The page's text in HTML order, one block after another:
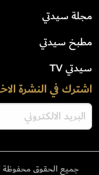
مجلة سيدتي
مطبخ سيدتي
سيدتي TV
اشترك في النشرة
جميع الحقوق محفوظة